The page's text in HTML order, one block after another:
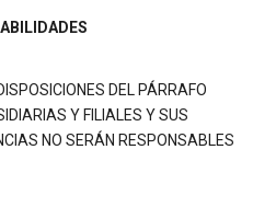
DEL PÁRRAFO
Y FILIALES Y SUS
NO SERÁN RESPONSABLES